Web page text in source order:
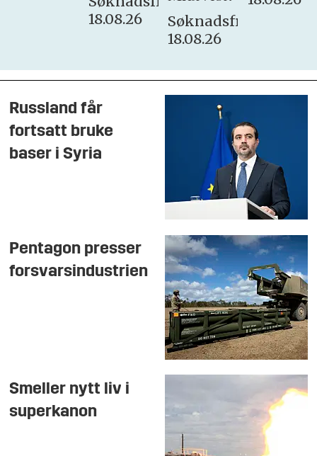
18.08.26
Søknadsfrist:
18.08.26
Russland får
fortsatt bruke
baser i Syria
Pentagon presser
forsvarsindustrien
Smeller nytt liv i
superkanon